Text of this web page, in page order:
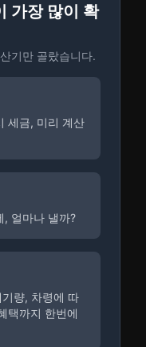
가장 많이 확
기만 골랐습니다.
세금, 미리 계산
, 얼마나 낼까?
량, 차령에 따
택까지 한번에